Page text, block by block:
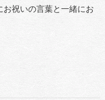
祝いの言葉と一緒にお